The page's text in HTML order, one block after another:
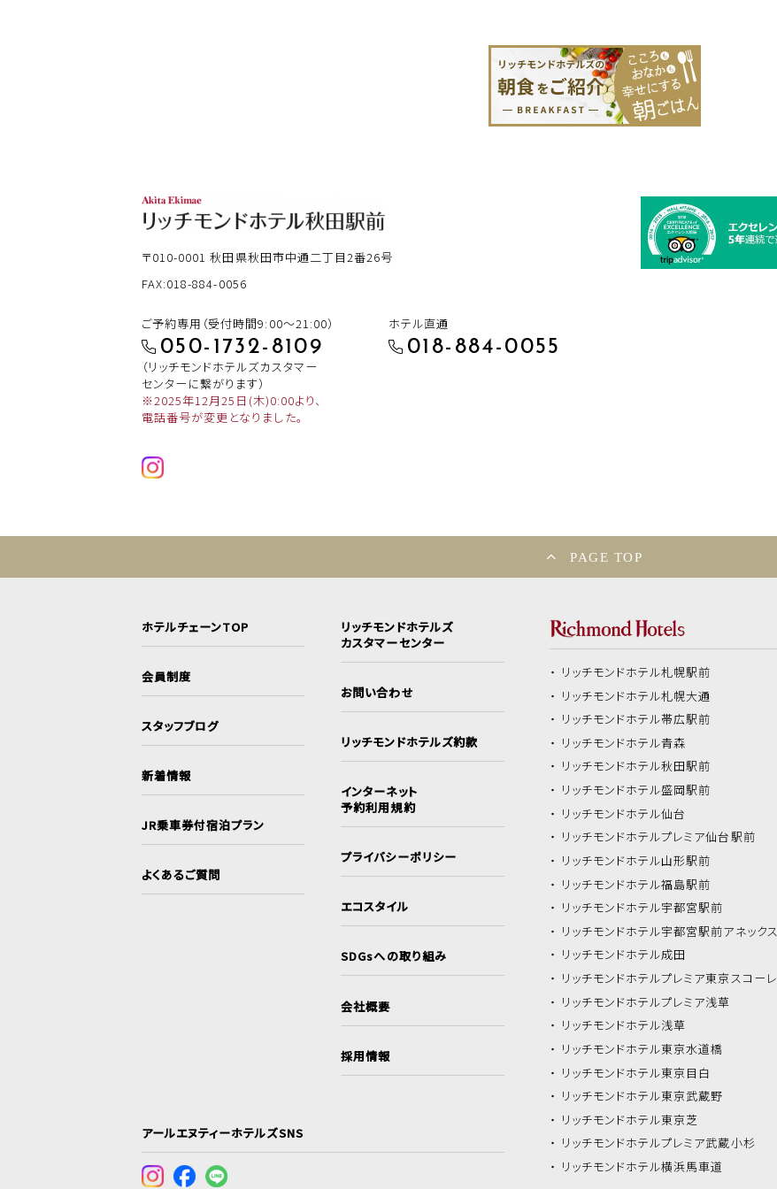
〒010-0001秋田県秋田市中通二丁目2番26号
FAX:018-884-0056
ご予約専用（受付時間9:00～21:00）
050-1732-8109
（リッチモンドホテルズカスタマー
センターに繋がります）
※2025年12月25日(木)0:00より、
電話番号が変更となりました。
ホテル直通
018-884-0055
PAGE TOP
ホテルチェーンTOP
会員制度
スタッフブログ
新着情報
JR乗車券付宿泊プラン
よくあるご質問
リッチモンドホテルズ
カスタマーセンター
お問い合わせ
リッチモンドホテルズ約款
インターネット
予約利用規約
プライバシーポリシー
エコスタイル
SDGsへの取り組み
会社概要
採用情報
アールエヌティーホテルズSNS
リッチモンドホテル札幌駅前
リッチモンドホテル札幌大通
リッチモンドホテル帯広駅前
リッチモンドホテル青森
リッチモンドホテル秋田駅前
リッチモンドホテル盛岡駅前
リッチモンドホテル仙台
リッチモンドホテルプレミア仙台駅前
リッチモンドホテル山形駅前
リッチモンドホテル福島駅前
リッチモンドホテル宇都宮駅前
リッチモンドホテル宇都宮駅前アネックス
リッチモンドホテル成田
リッチモンドホテルプレミア東京スコーレ
リッチモンドホテルプレミア浅草
リッチモンドホテル浅草
リッチモンドホテル東京水道橋
リッチモンドホテル東京目白
リッチモンドホテル東京武蔵野
リッチモンドホテル東京芝
リッチモンドホテルプレミア武蔵小杉
リッチモンドホテル横浜馬車道